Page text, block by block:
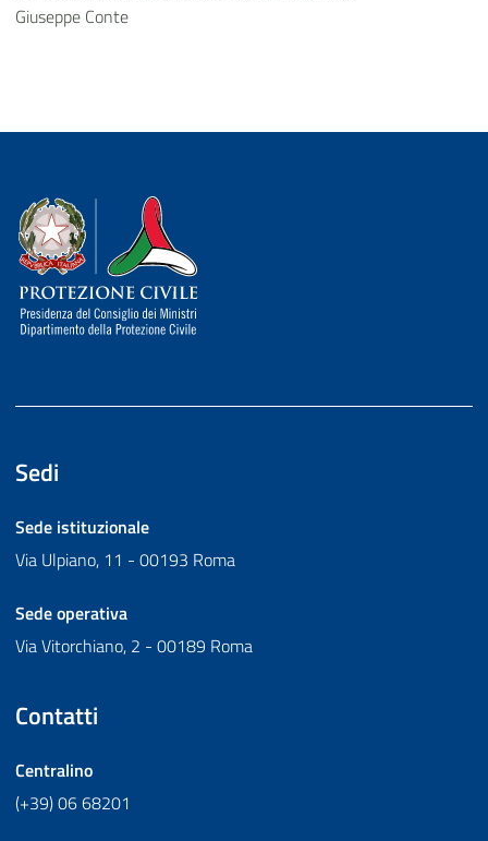
Giuseppe Conte
Dipartimento della Protezione Civile
Sedi
Sede istituzionale
Via Ulpiano, 11 - 00193 Roma
Sede operativa
Via Vitorchiano, 2 - 00189 Roma
Contatti
Centralino
(+39) 06 68201